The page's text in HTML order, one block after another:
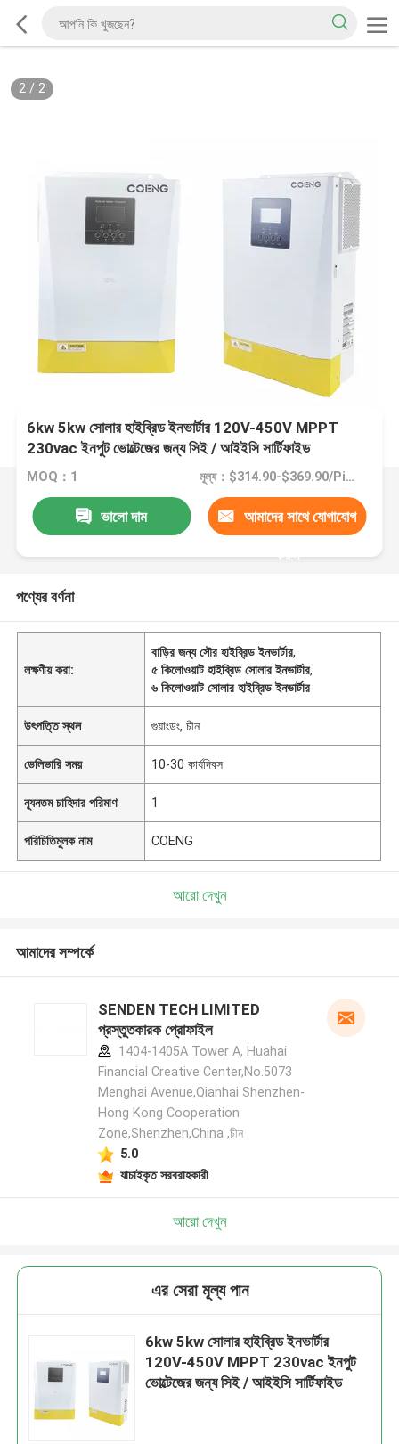
2/ 2
6kw 5kw সোলার হাইব্রিড ইনভার্টার 120V-450V MPPT
230vac ইনপুট ভোল্টেজের জন্য সিই / আইইসি সার্টিফাইড
MOQ：1 মূল্য：$314.90-$369.90/Piece
ভালো দাম আমাদের সাথে যোগাযোগ
করুন
পণ্যের বর্ণনা
লক্ষণীয় করা:
বাড়ির জন্য সৌর হাইব্রিড ইনভার্টার,
৫ কিলোওয়াট হাইব্রিড সোলার ইনভার্টার,
৬ কিলোওয়াট সোলার হাইব্রিড ইনভার্টার
উৎপত্তি স্থল গুয়াংডং, চীন
ডেলিভারি সময় 10-30 কার্যদিবস
ন্যূনতম চাহিদার পরিমাণ 1
পরিচিতিমুলক নাম COENG
আরো দেখুন
আমাদের সম্পর্কে
SENDEN TECH LIMITED
প্রস্তুতকারক প্রোফাইল
1404-1405A Tower A, Huahai
Financial Creative Center,No.5073
Menghai Avenue,Qianhai Shenzhen-
Hong Kong Cooperation
Zone,Shenzhen,China ,চীন
5.0
যাচাইকৃত সরবরাহকারী
আরো দেখুন
এর সেরা মূল্য পান
6kw 5kw সোলার হাইব্রিড ইনভার্টার
120V-450V MPPT 230vac ইনপুট
ভোল্টেজের জন্য সিই / আইইসি সার্টিফাইড